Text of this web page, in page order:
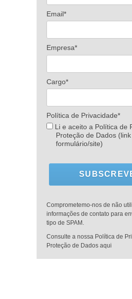
Email*
Empresa*
Cargo*
Política de Privacidade*
Li e aceito a Política de
Proteção de Dados
formulário/site)
Comprometemo-nos de não
informações de contato para
tipo de SPAM.
Consulte a nossa Política de
Proteção de Dados aqui